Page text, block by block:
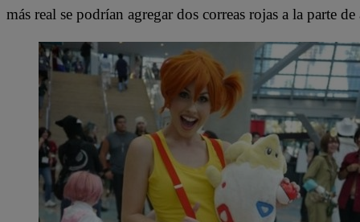
más real se podrían agregar dos correas rojas a la parte de